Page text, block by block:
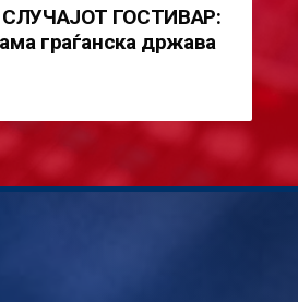
ГОСТИВАР:
граѓанска држава